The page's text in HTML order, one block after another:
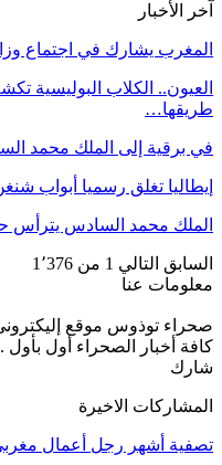
آخر الأخبار
المغرب يشارك في اجتماع
العيون.. الكلاب
طريقها…
في برقية إلى الملك محمد
إيطاليا تغلق رسميا أبواب
الملك محمد السادس يترأس
السابق التالي 1 من 1٬376
معلومات عنا
صحراء توذوس موقع
كافة أخبار الصحراء أول بأول .
شارك
المشاركات الاخيرة
تصفية أشهر رجل أعمال مغربي